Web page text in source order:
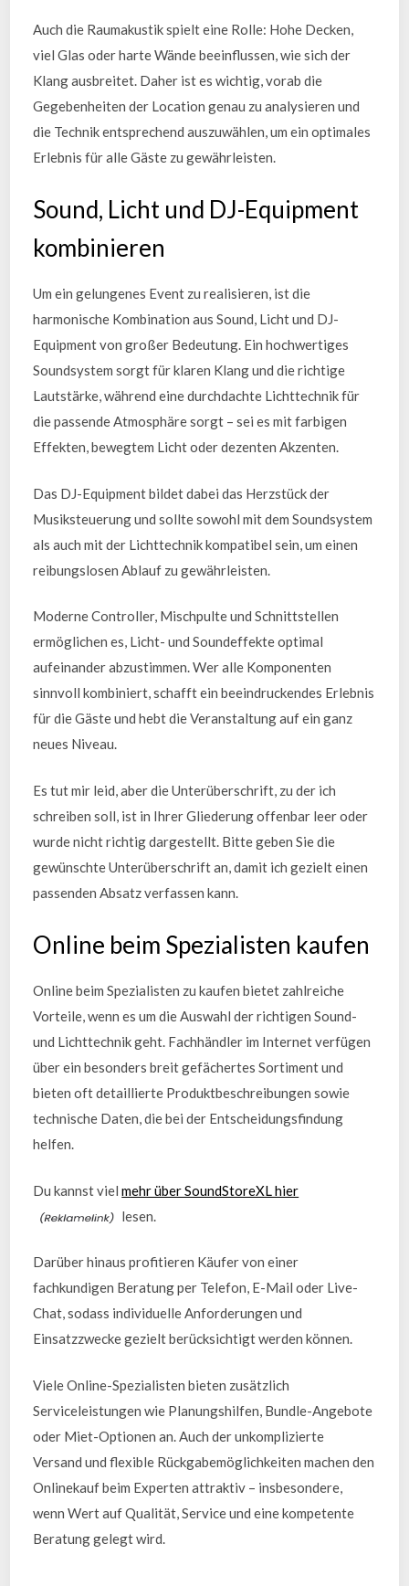
Auch die Raumakustik spielt eine Rolle: Hohe Decken,
viel Glas oder harte Wände beeinflussen, wie sich der
Klang ausbreitet. Daher ist es wichtig, vorab die
Gegebenheiten der Location genau zu analysieren und
die Technik entsprechend auszuwählen, um ein optimales
Erlebnis für alle Gäste zu gewährleisten.
Sound, Licht und DJ-Equipment
kombinieren
Um ein gelungenes Event zu realisieren, ist die
harmonische Kombination aus Sound, Licht und DJ-
Equipment von großer Bedeutung. Ein hochwertiges
Soundsystem sorgt für klaren Klang und die richtige
Lautstärke, während eine durchdachte Lichttechnik für
die passende Atmosphäre sorgt – sei es mit farbigen
Effekten, bewegtem Licht oder dezenten Akzenten.
Das DJ-Equipment bildet dabei das Herzstück der
Musiksteuerung und sollte sowohl mit dem Soundsystem
als auch mit der Lichttechnik kompatibel sein, um einen
reibungslosen Ablauf zu gewährleisten.
Moderne Controller, Mischpulte und Schnittstellen
ermöglichen es, Licht- und Soundeffekte optimal
aufeinander abzustimmen. Wer alle Komponenten
sinnvoll kombiniert, schafft ein beeindruckendes Erlebnis
für die Gäste und hebt die Veranstaltung auf ein ganz
neues Niveau.
Es tut mir leid, aber die Unterüberschrift, zu der ich
schreiben soll, ist in Ihrer Gliederung offenbar leer oder
wurde nicht richtig dargestellt. Bitte geben Sie die
gewünschte Unterüberschrift an, damit ich gezielt einen
passenden Absatz verfassen kann.
Online beim Spezialisten kaufen
Online beim Spezialisten zu kaufen bietet zahlreiche
Vorteile, wenn es um die Auswahl der richtigen Sound-
und Lichttechnik geht. Fachhändler im Internet verfügen
über ein besonders breit gefächertes Sortiment und
bieten oft detaillierte Produktbeschreibungen sowie
technische Daten, die bei der Entscheidungsfindung
helfen.
Du kannst vielmehr über SoundStoreXL hier
lesen.
Darüber hinaus profitieren Käufer von einer
fachkundigen Beratung per Telefon, E-Mail oder Live-
Chat, sodass individuelle Anforderungen und
Einsatzzwecke gezielt berücksichtigt werden können.
Viele Online-Spezialisten bieten zusätzlich
Serviceleistungen wie Planungshilfen, Bundle-Angebote
oder Miet-Optionen an. Auch der unkomplizierte
Versand und flexible Rückgabemöglichkeiten machen den
Onlinekauf beim Experten attraktiv – insbesondere,
wenn Wert auf Qualität, Service und eine kompetente
Beratung gelegt wird.